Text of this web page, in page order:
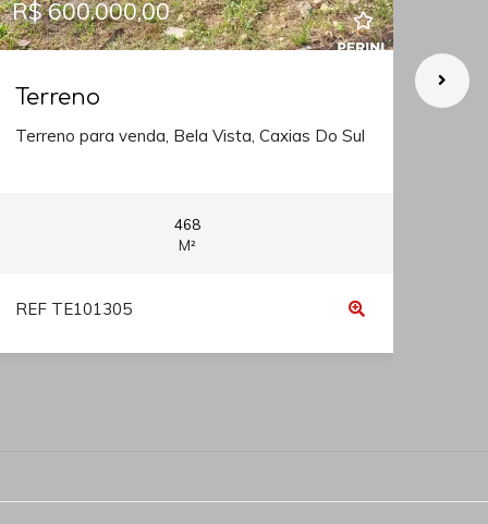
R$ 600.000,00
Terreno
Terreno para venda, Bela Vista, Caxias Do Sul
468
M²
REF TE101305